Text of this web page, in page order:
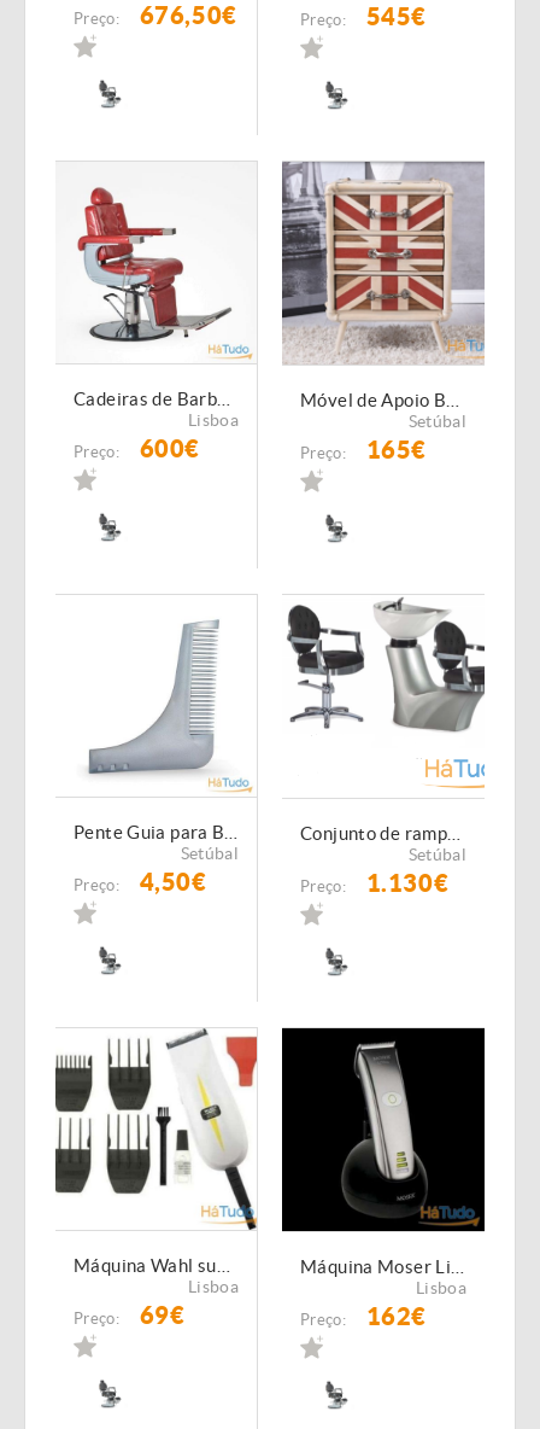
Preço: 676,50€ Preço: 545€
Lisboa
Preço: 600€
Setúbal
Preço: 165€
Setúbal
Preço: 4,50€
Setúbal
Preço: 1.130€
Lisboa
Preço: 69€
Lisboa
Preço: 162€